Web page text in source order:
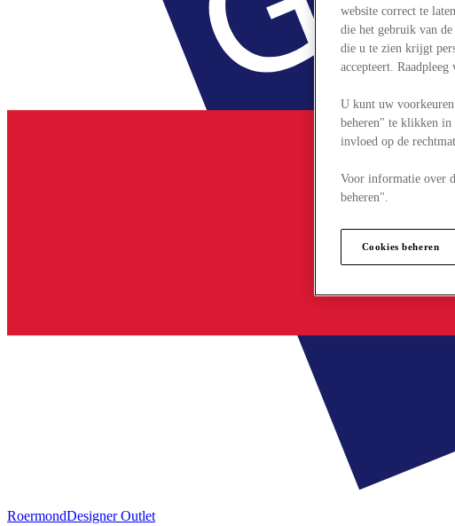
RoermondDesigner Outlet
website correct te
die het gebruik van de
die u te zien krijgt
accepteert.
U kunt uw
beheren" te klikken in
invloed op de
Voor informatie over
beheren".
Cookies beheren